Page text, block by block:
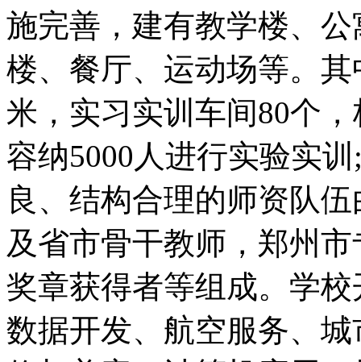
施完善，建有教学楼、
楼、餐厅、运动场等。
米，实习实训车间80个
容纳5000人进行实验实
良、结构合理的师资队
及省市骨干教师，郑州
奖章获得者等组成。学
数据开发、航空服务、